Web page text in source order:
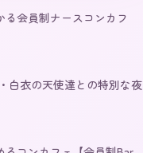
会員制ナースコンカフ
白衣の天使達との特別な夜